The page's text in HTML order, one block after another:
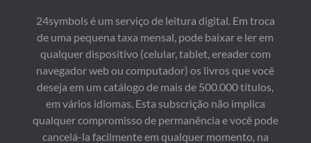
24symbols é um serviço de leitura digital. Em troca
de uma pequena taxa mensal, pode baixar e ler em
qualquer dispositivo (celular, tablet, ereader com
navegador web ou computador) os livros que você
deseja em um catálogo de mais de 500.000 títulos,
em vários idiomas. Esta subscrição não implica
qualquer compromisso de permanência e você pode
cancelá-la facilmente em qualquer momento, na